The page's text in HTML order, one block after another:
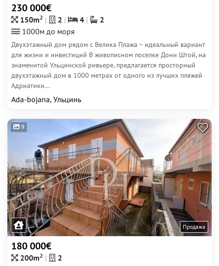
230 000€
150m2 2 4
2
1000м до моря
Двухэтажный дом рядом с Велика Плажа – идеальный вариант
для жизни и инвестиций В живописном поселке Дони Штой, на
знаменитой Ульцинской ривьере, предлагается просторный
двухэтажный дом в 1000 метрах от одного из лучших пляжей
Адриатики...
Ada-bojana, Ульцинь
9
Продажа
180 000€
200m2 2